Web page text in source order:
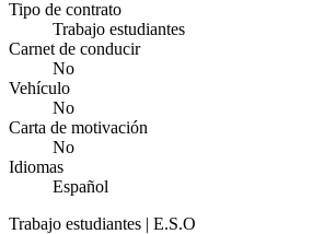
Tipo de contrato
Trabajo estudiantes
Carnet de conducir
No
Vehículo
No
Carta de motivación
No
Idiomas
Español
Trabajo estudiantes | E.S.O